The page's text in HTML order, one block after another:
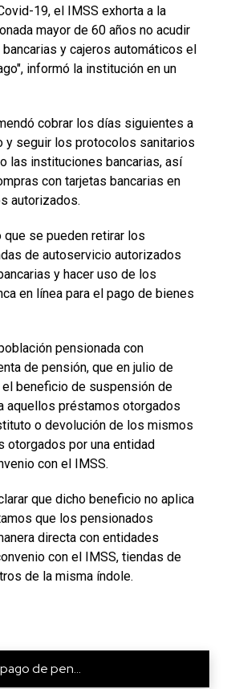
19, el IMSS exhorta a la
mayor de 60 años no acudir
y cajeros automáticos el
informó la institución en un
cobrar los días siguientes a
y seguir los protocolos sanitarios
las instituciones bancarias, así
con tarjetas bancarias en
autorizados.
que se pueden retirar los
de autoservicio autorizados
y hacer uso de los
en línea para el pago de bienes
pensionada con
de pensión, que en julio de
el beneficio de suspensión de
aquellos préstamos otorgados
o devolución de los mismos
otorgados por una entidad
con el IMSS.
que dicho beneficio no aplica
que los pensionados
directa con entidades
con el IMSS, tiendas de
de la misma índole.
de pen...